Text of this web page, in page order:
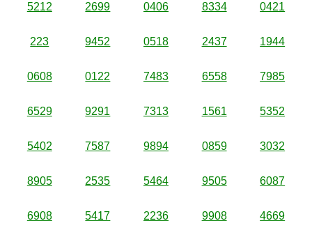
5212 2699 0406 8334 0421
223 9452 0518 2437 1944
0608 0122 7483 6558 7985
6529 9291 7313 1561 5352
5402 7587 9894 0859 3032
8905 2535 5464 9505 6087
6908 5417 2236 9908 4669